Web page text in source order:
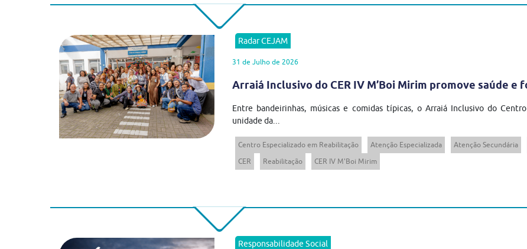
Radar CEJAM
31 de Julho de 2026
Arraiá Inclusivo do CER IV M’Boi Mirim promove saúde
Entre bandeirinhas, músicas e comidas típicas, o Arraiá Inclusivo do
unidade da...
Centro Especializado em Reabilitação Atenção Especializada Atenção Secundária
CER
Reabilitação CER IV M'Boi Mirim
Responsabilidade Social